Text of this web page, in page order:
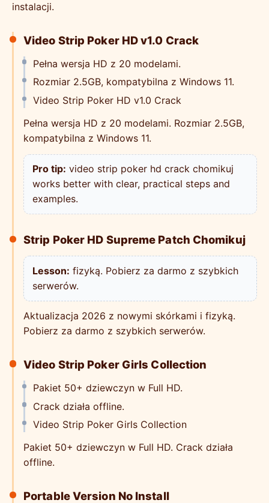
instalacji.
Video Strip Poker HD v1.0 Crack
Pełna wersja HD z 20 modelami.
Rozmiar 2.5GB, kompatybilna z Windows 11.
Video Strip Poker HD v1.0 Crack
Pełna wersja HD z 20 modelami. Rozmiar 2.5GB,
kompatybilna z Windows 11.
Pro tip: video strip poker hd crack chomikuj
works better with clear, practical steps and
examples.
Strip Poker HD Supreme Patch Chomikuj
Lesson: fizyką. Pobierz za darmo z szybkich
serwerów.
Aktualizacja 2026 z nowymi skórkami i fizyką.
Pobierz za darmo z szybkich serwerów.
Video Strip Poker Girls Collection
Pakiet 50+ dziewczyn w Full HD.
Crack działa offline.
Video Strip Poker Girls Collection
Pakiet 50+ dziewczyn w Full HD. Crack działa
offline.
Portable Version No Install